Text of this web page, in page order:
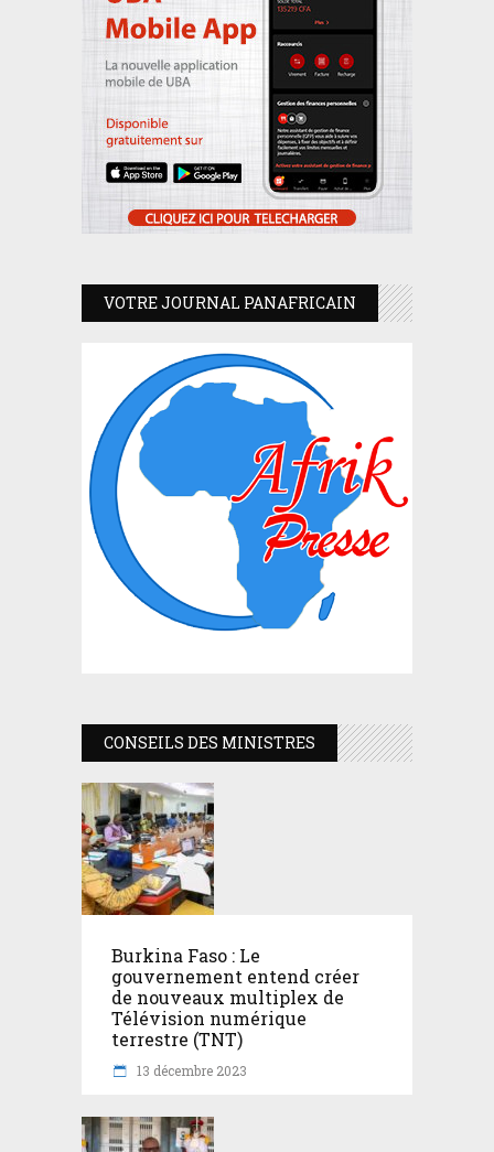
VOTRE JOURNAL PANAFRICAIN
CONSEILS DES MINISTRES
Burkina Faso : Le
gouvernement entend créer
de nouveaux multiplex de
Télévision numérique
terrestre (TNT)
13 décembre 2023